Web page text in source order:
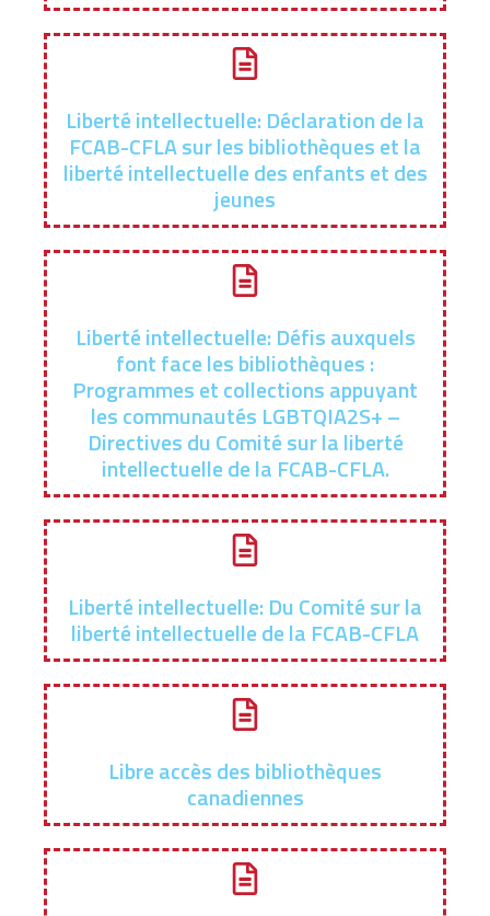
Liberté intellectuelle: Déclaration de la
FCAB-CFLA sur les bibliothèques et la
liberté intellectuelle des enfants et des
jeunes
Liberté intellectuelle: Défis auxquels
font face les bibliothèques :
Programmes et collections appuyant
les communautés LGBTQIA2S+ –
Directives du Comité sur la liberté
intellectuelle de la FCAB-CFLA.
Liberté intellectuelle: Du Comité sur la
liberté intellectuelle de la FCAB-CFLA
Libre accès des bibliothèques
canadiennes